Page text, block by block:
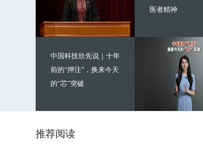
医者精神
中国科技欣先说｜十年
前的“押注”，换来今天
的“芯”突破
推荐阅读